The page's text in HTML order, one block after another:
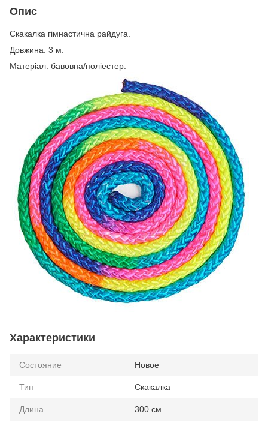
Опис
Скакалка гімнастична райдуга.
Довжина: 3 м.
Матеріал: бавовна/поліестер.
Характеристики
Состояние Новое
Тип Скакалка
Длина 300 см